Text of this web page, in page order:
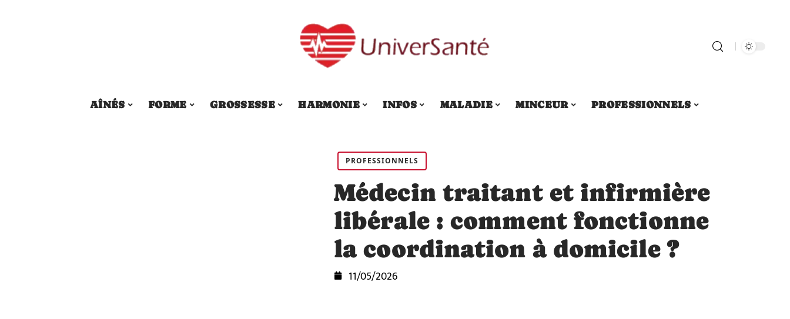
AÎNÉS FORME GROSSESSE HARMONIE INFOS MALADIE MINCEUR PROFESSIONNELS
PROFESSIONNELS
Médecin traitant et infirmière
libérale : comment fonctionne
la coordination à domicile ?
11/05/2026